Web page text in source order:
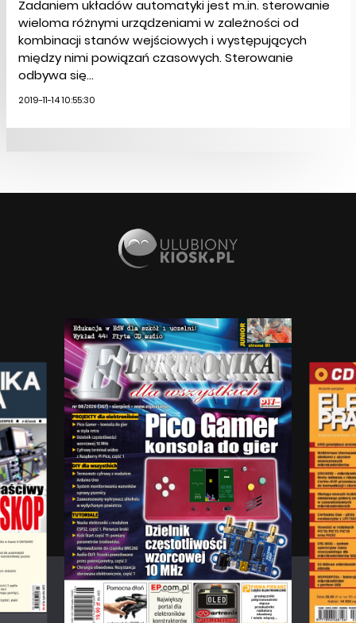
Zadaniem układów automatyki jest m.in. sterowanie
wieloma różnymi urządzeniami w zależności od
kombinacji stanów wejściowych i występujących
między nimi powiązań czasowych. Sterowanie
odbywa się...
2019-11-14 10:55:30